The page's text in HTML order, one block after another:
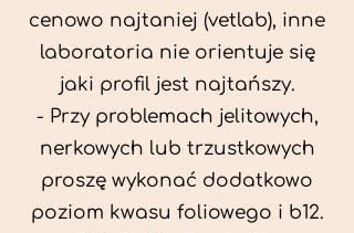
cenowo najtaniej (vetlab), inne
laboratoria nie orientuje się
jaki profil jest najtańszy.
- Przy problemach jelitowych,
nerkowych lub trzustkowych
proszę wykonać dodatkowo
poziom kwasu foliowego i b12.